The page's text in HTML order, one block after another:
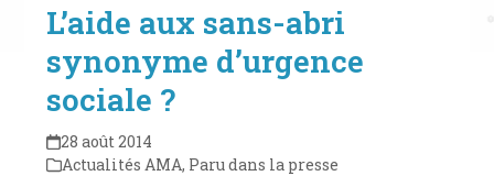
L’aide aux sans-abri
synonyme d’urgence
sociale ?
28 août 2014
Actualités AMA, Paru dans la presse